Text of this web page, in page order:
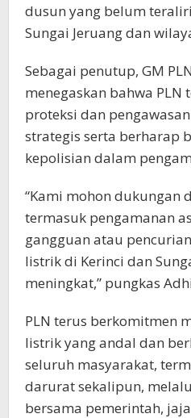
dusun yang belum
Sungai Jeruang dan
Sebagai penutup, GM
menegaskan bahwa
proteksi dan
strategis serta berharap
kepolisian dalam
“Kami mohon dukungan
termasuk pengamanan
gangguan atau
listrik di Kerinci dan
meningkat,” pungkas
PLN terus berkomitmen
listrik yang andal dan
seluruh masyarakat,
darurat sekalipun,
bersama pemerintah,